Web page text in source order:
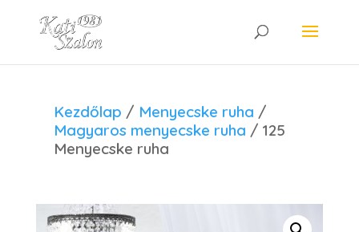
Kezdőlap / Menyecske ruha /
Magyaros menyecske ruha / 125
Menyecske ruha